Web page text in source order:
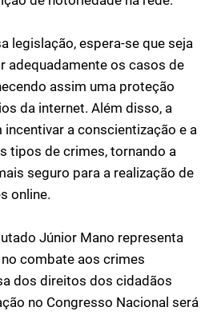
legislação, espera-se que seja
adequadamente os casos de
assim uma proteção
da internet. Além disso, a
a conscientização e a
tipos de crimes, tornando a
seguro para a realização de
online.
Júnior Mano representa
combate aos crimes
dos direitos dos cidadãos
no Congresso Nacional será